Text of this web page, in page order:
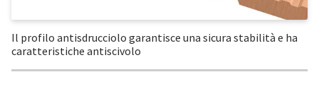
Il profilo antisdrucciolo garantisce una sicura stabilità e ha
caratteristiche antiscivolo